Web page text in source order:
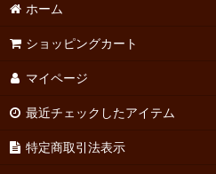
ホーム
ショッピングカート
マイページ
最近チェックしたアイテム
特定商取引法表示